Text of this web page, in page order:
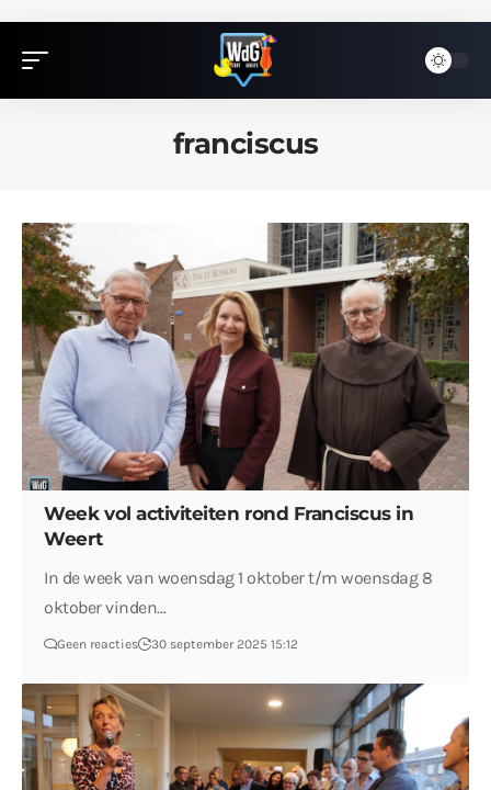
franciscus
Week vol activiteiten rond Franciscus in
Weert
In de week van woensdag 1 oktober t/m woensdag 8
oktober vinden…
Geen reacties 30 september 2025 15:12